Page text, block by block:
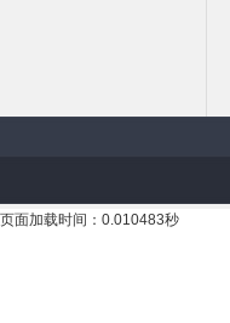
页面加载时间：0.010483秒